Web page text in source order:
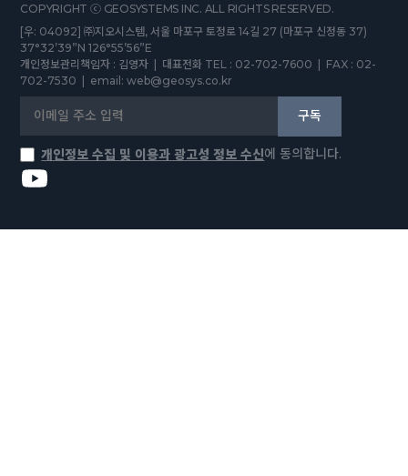
COPYRIGHT ⓒ GEOSYSTEMS INC. ALL RIGHTS RESERVED.
[우: 04092] ㈜지오시스템, 서울 마포구 토정로 14길 27 (마포구 신정동 37)
37°32’39”N 126°55’56”E
개인정보관리책임자 : 김영자 | 대표전화 TEL : 02-702-7600 | FAX : 02-
702-7530 | email: web@geosys.co.kr
구독
개인정보 수집 및 이용과 광고성 정보 수신에 동의합니다.